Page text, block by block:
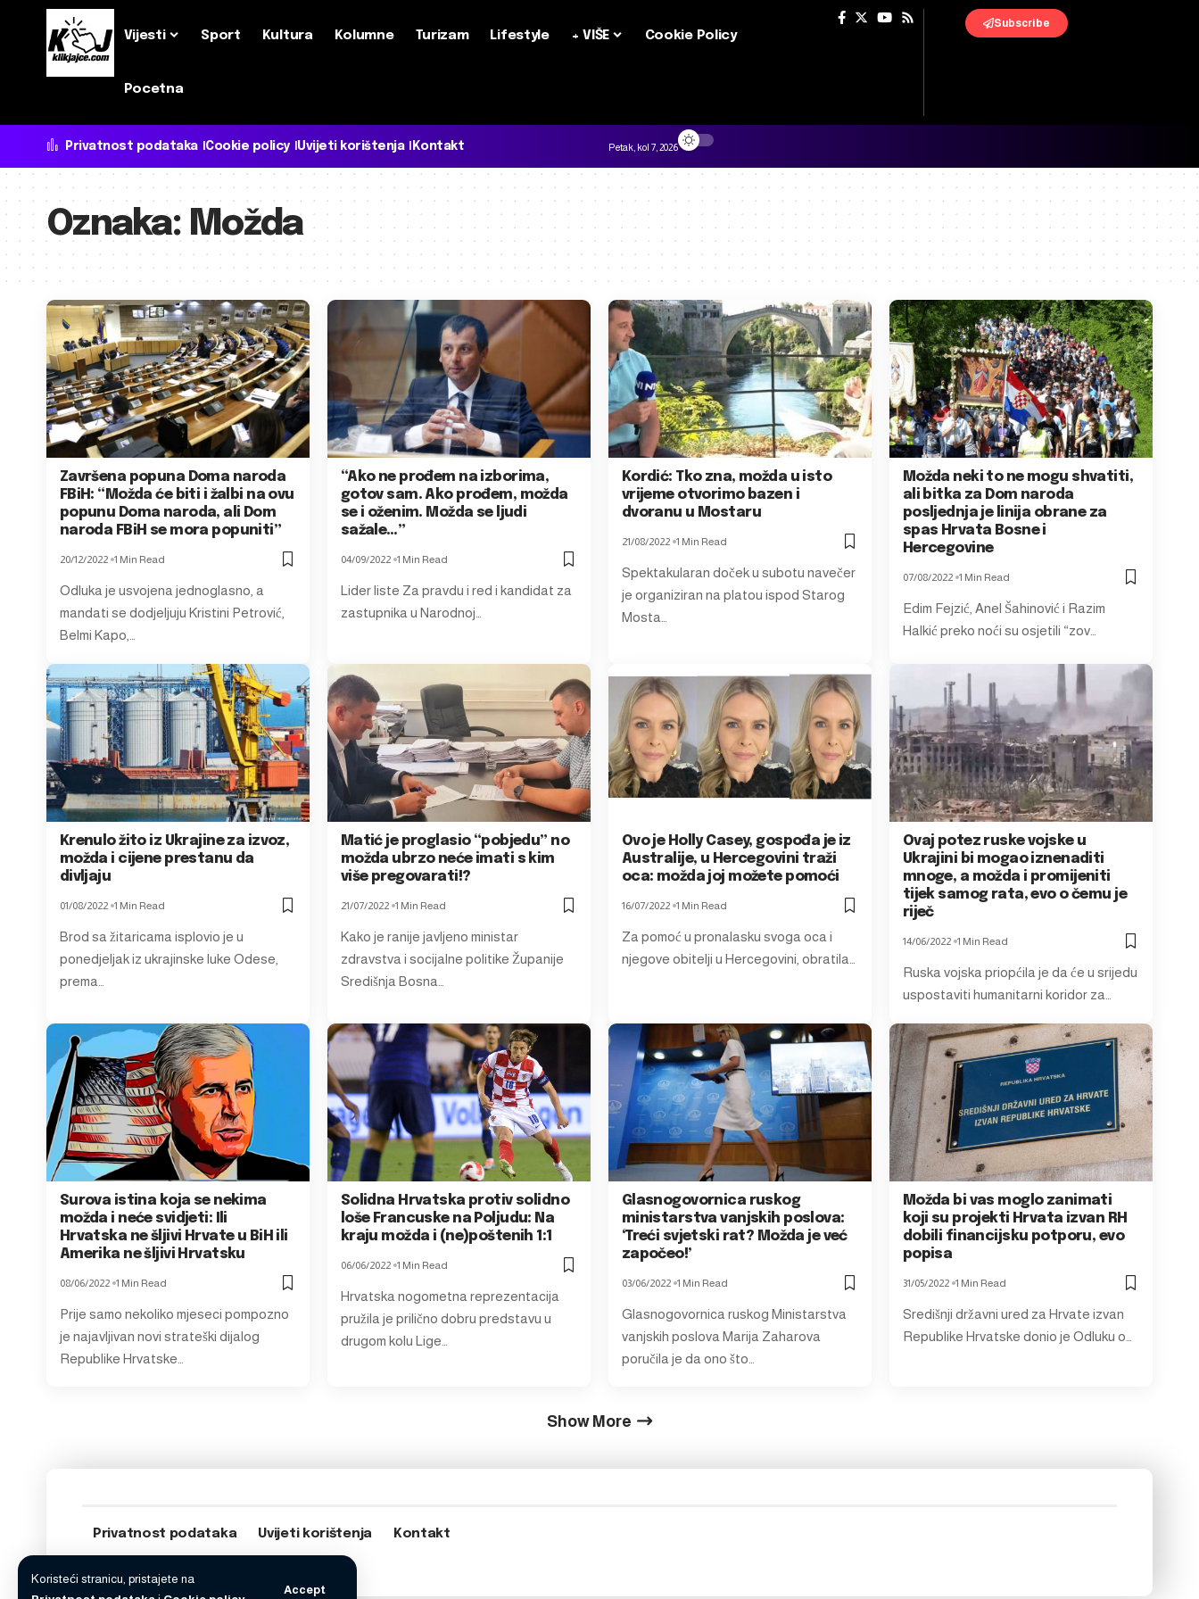
Koristeći stranicu, pristajete na
Accept
Vijesti Sport Kultura Kolumne Turizam Lifestyle + VIŠE Cookie Policy
Pocetna
Subscribe
Privatnost podataka Cookie policy Uvijeti korištenja Kontakt Petak, kol 7, 2026
Oznaka: Možda
Završena popuna Doma naroda
FBiH: “Možda će biti i žalbi na ovu
popunu Doma naroda, ali Dom
naroda FBiH se mora popuniti”
20/12/2022 1 Min Read
Odluka je usvojena jednoglasno, a
mandati se dodjeljuju Kristini Petrović,
Belmi Kapo,…
“Ako ne prođem na izborima,
gotov sam. Ako prođem, možda
se i oženim. Možda se ljudi
sažale…”
04/09/2022 1 Min Read
Lider liste Za pravdu i red i kandidat za
zastupnika u Narodnoj…
Kordić: Tko zna, možda u isto
vrijeme otvorimo bazen i
dvoranu u Mostaru
21/08/2022 1 Min Read
Spektakularan doček u subotu navečer
je organiziran na platou ispod Starog
Mosta…
Možda neki to ne mogu shvatiti,
ali bitka za Dom naroda
posljednja je linija obrane za
spas Hrvata Bosne i
Hercegovine
07/08/2022 1 Min Read
Edim Fejzić, Anel Šahinović i Razim
Halkić preko noći su osjetili “zov…
Krenulo žito iz Ukrajine za izvoz,
možda i cijene prestanu da
divljaju
01/08/2022 1 Min Read
Brod sa žitaricama isplovio je u
ponedjeljak iz ukrajinske luke Odese,
prema…
Matić je proglasio “pobjedu” no
možda ubrzo neće imati s kim
više pregovarati!?
21/07/2022 1 Min Read
Kako je ranije javljeno ministar
zdravstva i socijalne politike Županije
Središnja Bosna…
Ovo je Holly Casey, gospođa je iz
Australije, u Hercegovini traži
oca: možda joj možete pomoći
16/07/2022 1 Min Read
Za pomoć u pronalasku svoga oca i
njegove obitelji u Hercegovini, obratila…
Ovaj potez ruske vojske u
Ukrajini bi mogao iznenaditi
mnoge, a možda i promijeniti
tijek samog rata, evo o čemu je
riječ
14/06/2022 1 Min Read
Ruska vojska priopćila je da će u srijedu
uspostaviti humanitarni koridor za…
Surova istina koja se nekima
možda i neće svidjeti: Ili
Hrvatska ne šljivi Hrvate u BiH ili
Amerika ne šljivi Hrvatsku
08/06/2022 1 Min Read
Prije samo nekoliko mjeseci pompozno
je najavljivan novi strateški dijalog
Republike Hrvatske…
Solidna Hrvatska protiv solidno
loše Francuske na Poljudu: Na
kraju možda i (ne)poštenih 1:1
06/06/2022 1 Min Read
Hrvatska nogometna reprezentacija
pružila je prilično dobru predstavu u
drugom kolu Lige…
Glasnogovornica ruskog
ministarstva vanjskih poslova:
‘Treći svjetski rat? Možda je već
započeo!’
03/06/2022 1 Min Read
Glasnogovornica ruskog Ministarstva
vanjskih poslova Marija Zaharova
poručila je da ono što…
Možda bi vas moglo zanimati
koji su projekti Hrvata izvan RH
dobili financijsku potporu, evo
popisa
31/05/2022 1 Min Read
Središnji državni ured za Hrvate izvan
Republike Hrvatske donio je Odluku o…
Show More
Privatnost podataka Uvijeti korištenja Kontakt